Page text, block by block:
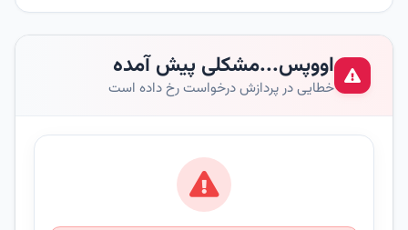
اووپس...مشکلی پیش آمده
خطایی در پردازش درخواست رخ داده است